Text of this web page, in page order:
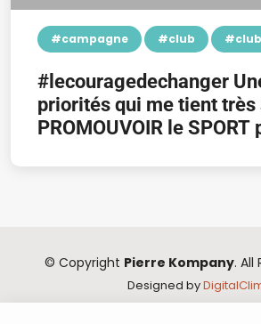
#campagne #club
#lecouragedechanger Une de mes
priorités qui me tient
PROMOUVOIR le SPORT
© Copyright Pierre Kompany. All
Designed by